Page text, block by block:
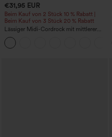
€31,95 EUR
Beim Kauf von 2 Stück 10 % Rabatt |
Beim Kauf von 3 Stück 20 % Rabatt
Lässiger Midi-Cordrock mit mittlerer
Bundhöhe und vorderseitiger
Klapptasche